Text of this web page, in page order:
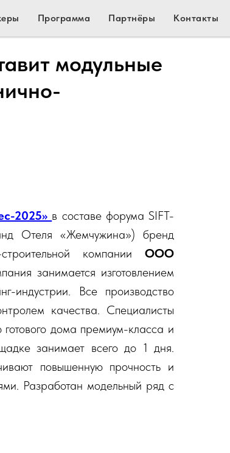
Программа Партнёры Контакты
модульные
2025» в составе форума SIFT-
Отеля «Жемчужина») бренд
компании ООО
занимается изготовлением
индустрии. Все производство
качества. Специалисты
дома премиум-класса и
занимает всего до 1 дня.
повышенную прочность и
Разработан модельный ряд с